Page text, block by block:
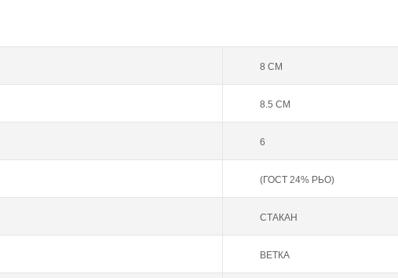
8 СМ
8.5 СМ
6
(ГОСТ 24% РЬО)
СТАКАН
ВЕТКА